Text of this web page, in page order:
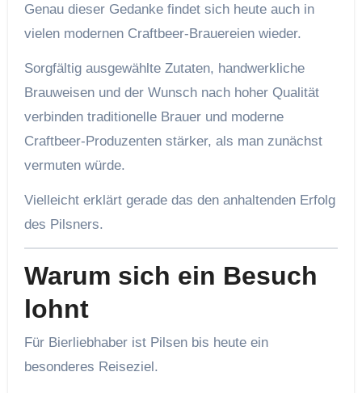
Genau dieser Gedanke findet sich heute auch in
vielen modernen Craftbeer-Brauereien wieder.
Sorgfältig ausgewählte Zutaten, handwerkliche
Brauweisen und der Wunsch nach hoher Qualität
verbinden traditionelle Brauer und moderne
Craftbeer-Produzenten stärker, als man zunächst
vermuten würde.
Vielleicht erklärt gerade das den anhaltenden Erfolg
des Pilsners.
Warum sich ein Besuch
lohnt
Für Bierliebhaber ist Pilsen bis heute ein
besonderes Reiseziel.